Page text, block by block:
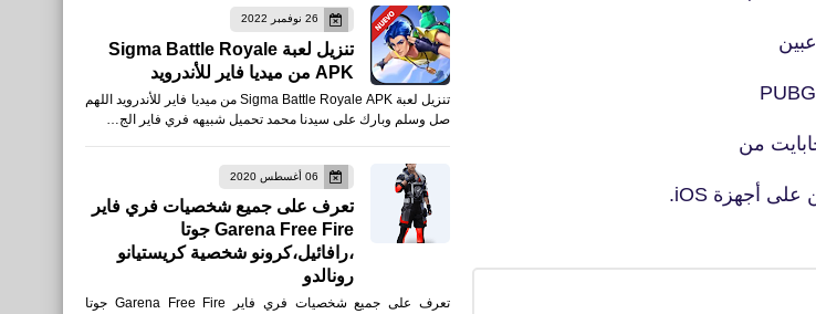
26 نوفمبر 2022
تنزيل لعبة Sigma Battle Royale
APK من ميديا فاير للأندرويد
تنزيل لعبة Sigma Battle Royale APK من ميديا فاير للأندرويد اللهم
صل وسلم وبارك على سيدنا محمد تحميل شبيهه فري فاير الج…
06 أغسطس 2020
تعرف على جميع شخصيات فري فاير
Garena Free Fire جوتا
،رافائيل،كرونو شخصية كريستيانو
رونالدو
تعرف على جميع شخصيات فري فاير Garena Free Fire جوتا